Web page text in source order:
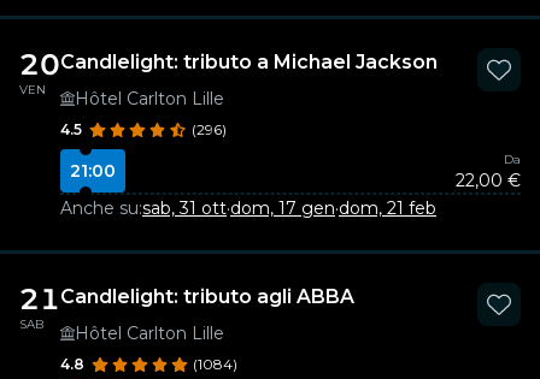
20
VEN
Candlelight: tributo a Michael Jackson
Hôtel Carlton Lille
4.5 (296)
21:00
Da
22,00 €
Anche su:sab, 31 ott·dom, 17 gen·dom, 21 feb
21
SAB
Candlelight: tributo agli ABBA
Hôtel Carlton Lille
4.8 (1084)